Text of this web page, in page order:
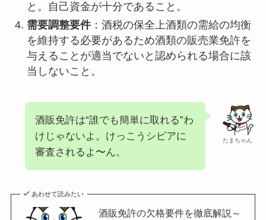
と。自己資金が十分であること。
需要調整要件：酒税の保全上酒類の需給の均衡
を維持する必要があるため酒類の販売業免許を
与えることが適当でないと認められる場合に該
当しないこと。
たまちゃん
酒販免許は“誰でも簡単に取れる”わ
けじゃないよ。けっこうシビアに
審査されるよ〜ん。
あわせて読みたい
酒販免許の欠格要件を徹底解説～